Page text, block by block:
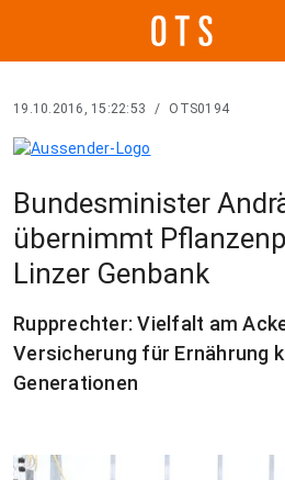
19.10.2016, 15:22:53 / OTS0194
Bundesminister
übernimmt
Linzer Genbank
Rupprechter: Vielfalt am
Versicherung für Ernährung
Generationen